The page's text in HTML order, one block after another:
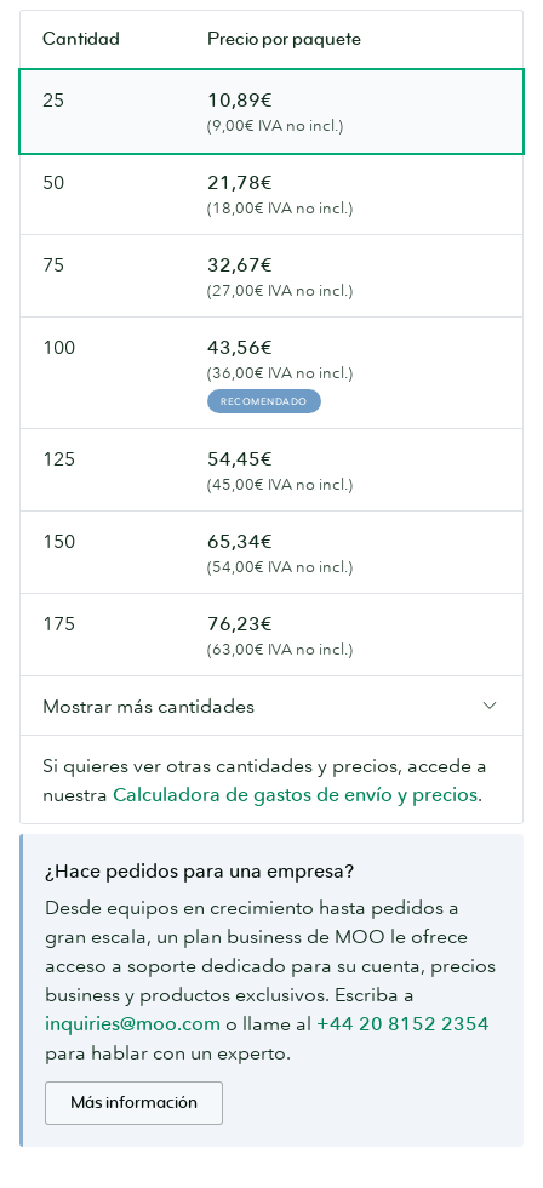
a
consultar
en
breve.
Vuelve
a
consultar
breve.
Cantidad Precio por paquete
25 10,89€
(9,00€ IVA no incl.)
50 21,78€
(18,00€ IVA no incl.)
75 32,67€
(27,00€ IVA no incl.)
100 43,56€
(36,00€ IVA no incl.)
RECOMENDADO
125 54,45€
(45,00€ IVA no incl.)
150 65,34€
(54,00€ IVA no incl.)
175 76,23€
(63,00€ IVA no incl.)
Mostrar más cantidades
Si quieres ver otras cantidades y precios, accede a
nuestra Calculadora de gastos de envío y precios.
¿Hace pedidos para una empresa?
Desde equipos en crecimiento hasta pedidos a
gran escala, un plan business de MOO le ofrece
acceso a soporte dedicado para su cuenta, precios
business y productos exclusivos. Escriba a
inquiries@moo.com o llame al +44 20 8152 2354
para hablar con un experto.
Más información